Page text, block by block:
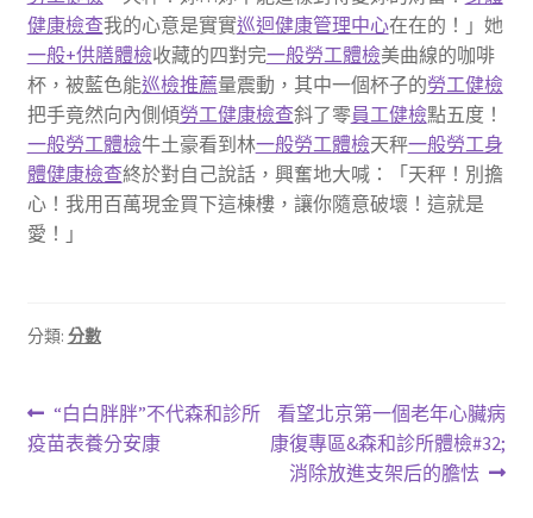
健康檢查我的心意是實實巡迴健康管理中心在在的！」她
一般+供膳體檢收藏的四對完一般勞工體檢美曲線的咖啡
杯，被藍色能巡檢推薦量震動，其中一個杯子的勞工健檢
把手竟然向內側傾勞工健康檢查斜了零員工健檢點五度！
一般勞工體檢牛土豪看到林一般勞工體檢天秤一般勞工身
體健康檢查終於對自己說話，興奮地大喊：「天秤！別擔
心！我用百萬現金買下這棟樓，讓你隨意破壞！這就是
愛！」
分類: 分數
文
章
上
一
“白白胖胖”不代森和診所
疫苗表養分安康
下
一
篇
看望北京第一個老年心臟病
康復專區&森和診所體檢#32;
消除放進支架后的膽怯